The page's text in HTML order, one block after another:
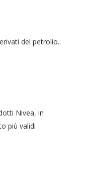
del petrolio..
Nivea, in
più validi